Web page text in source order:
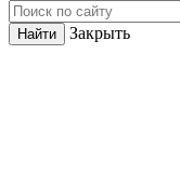
Найти Закрыть